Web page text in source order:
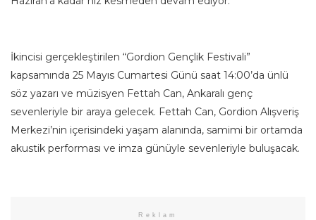
İkincisi gerçekleştirilen “Gordion Gençlik Festivali”
kapsamında 25 Mayıs Cumartesi Günü saat 14:00’da ünlü
söz yazarı ve müzisyen Fettah Can, Ankaralı genç
sevenleriyle bir araya gelecek. Fettah Can, Gordion Alışveriş
Merkezi’nin içerisindeki yaşam alanında, samimi bir ortamda
akustik performası ve imza günüyle sevenleriyle buluşacak.
Reklam